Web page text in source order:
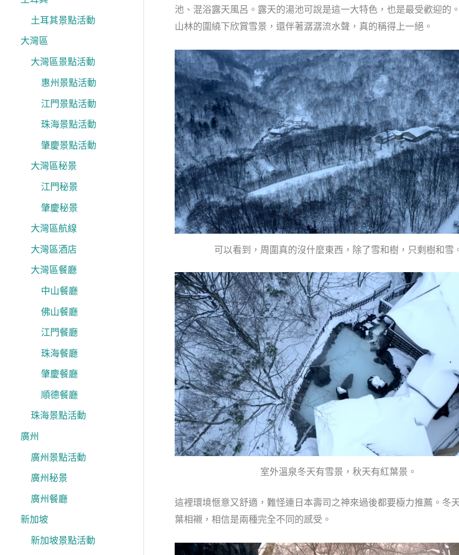
土耳其景點活動
大灣區
大灣區景點活動
惠州景點活動
江門景點活動
珠海景點活動
肇慶景點活動
大灣區秘景
江門秘景
肇慶秘景
大灣區航線
大灣區酒店
大灣區餐廳
中山餐廳
佛山餐廳
江門餐廳
珠海餐廳
肇慶餐廳
順德餐廳
珠海景點活動
廣州
廣州景點活動
廣州秘景
廣州餐廳
新加坡
新加坡景點活動
池、混浴露天風呂。露天的湯池可說是這一大特色，也是最受歡迎的
山林的圍繞下欣賞雪景，還伴著潺潺流水聲，真的稱得上一絕。
可以看到，周圍真的沒什麼東西，除了雪和樹，只剩樹和雪
室外溫泉冬天有雪景，秋天有紅葉景。
這裡環境愜意又舒適，難怪連日本壽司之神來過後都要極力推薦。冬
葉相襯，相信是兩種完全不同的感受。